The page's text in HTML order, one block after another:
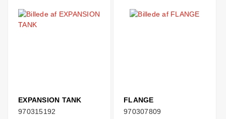
EXPANSION TANK
970315192
FLANGE
970307809